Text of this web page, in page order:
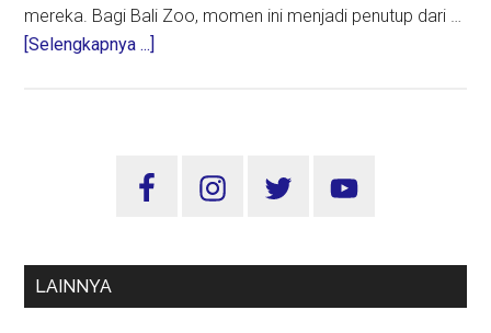
mereka. Bagi Bali Zoo, momen ini menjadi penutup dari …
[Selengkapnya ...]
Kado
Masa
Sidebar
LAINNYA